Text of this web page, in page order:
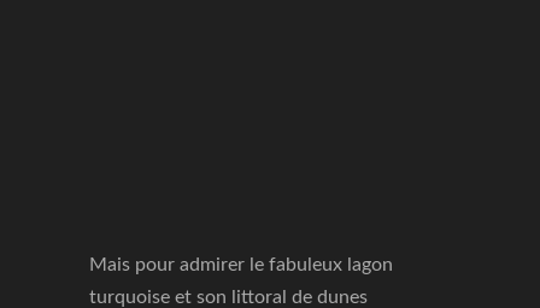
Mais pour admirer le fabuleux lagon
turquoise et son littoral de dunes